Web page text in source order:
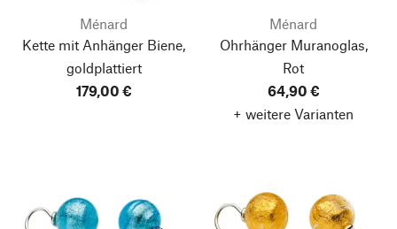
Ménard
Kette mit Anhänger Biene,
goldplattiert
179,00 €
Ménard
Ohrhänger Muranoglas,
Rot
64,90 €
+ weitere Varianten